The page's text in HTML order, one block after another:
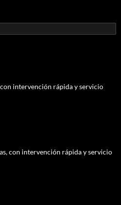
intervención rápida y servicio
con intervención rápida y servicio